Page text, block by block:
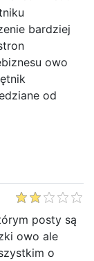
bardziej
owo
od
posty są
owo ale
o